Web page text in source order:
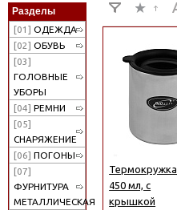
Разделы
[01] ОДЕЖДА
[02] ОБУВЬ
[03]
ГОЛОВНЫЕ
УБОРЫ
[04] РЕМНИ
[05]
СНАРЯЖЕНИЕ
[06] ПОГОНЫ
[07]
ФУРНИТУРА
МЕТАЛЛИЧЕСКАЯ
Термокружка
450 мл, с
крышкой